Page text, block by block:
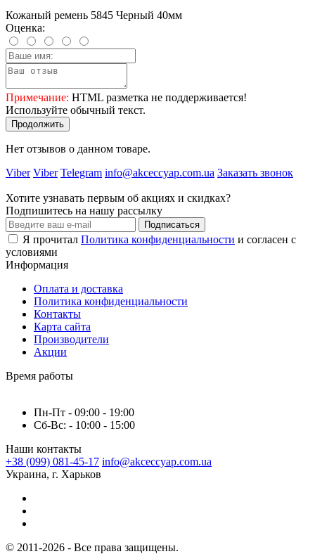
Кожаный ремень 5845 Черный 40мм
Оценка:
Примечание: HTML разметка не поддерживается!
Используйте обычный текст.
Продолжить
Нет отзывов о данном товаре.
Viber Viber Telegram info@akceccyap.com.ua Заказать звонок
Хотите узнавать первым об акциях и скидках?
Подпишитесь на нашу рассылку
Подписаться
Я прочитал Политика конфиденциальности и согласен с
условиями
Информация
Оплата и доставка
Политика конфиденциальности
Контакты
Карта сайта
Производители
Акции
Время работы
Пн-Пт - 09:00 - 19:00
Сб-Вс: - 10:00 - 15:00
Наши контакты
+38 (099) 081-45-17 info@akceccyap.com.ua
Украина, г. Харьков
© 2011-2026 - Все права защищены.